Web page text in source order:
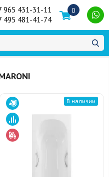
965 431-31-11
495 481-41-74
0
В наличии